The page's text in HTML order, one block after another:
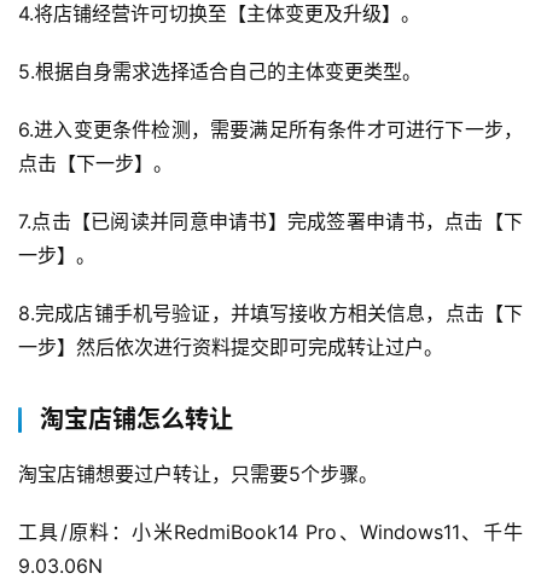
察
商
运
营
直
带
货
流
广
私
登录 注册
4.将店铺经营许可切换至【主体变更及升级】。
5.根据自身需求选择适合自己的主体变更类型。
6.进入变更条件检测，需要满足所有条件才可进行下一步，
点击【下一步】。
7.点击【已阅读并同意申请书】完成签署申请书，点击【下
一步】。
8.完成店铺手机号验证，并填写接收方相关信息，点击【下
一步】然后依次进行资料提交即可完成转让过户。
淘宝店铺怎么转让
淘宝店铺想要过户转让，只需要5个步骤。
工具/原料：小米RedmiBook14 Pro、Windows11、千牛
9.03.06N